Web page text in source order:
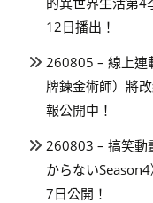
12日播出！
260805 – 線上連
牌鍊金術師）將
報公開中！
260803 – 搞笑動
からない
7日公開！